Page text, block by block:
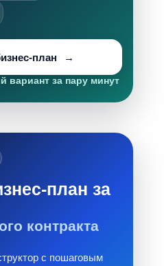
план
вариант за пару минут
план за
контракта
с пошаговым